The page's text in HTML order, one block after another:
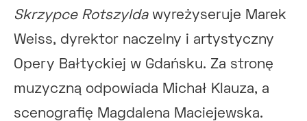
Skrzypce Rotszyldawyreżyseruje Marek
Weiss, dyrektor naczelny i artystyczny
Opery Bałtyckiej w Gdańsku. Za stronę
muzyczną odpowiada Michał Klauza, a
scenografię Magdalena Maciejewska.